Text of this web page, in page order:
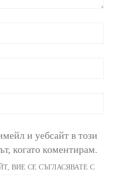
и уебсайт в този
когато коментирам.
ВИЕ СЕ СЪГЛАСЯВАТЕ С